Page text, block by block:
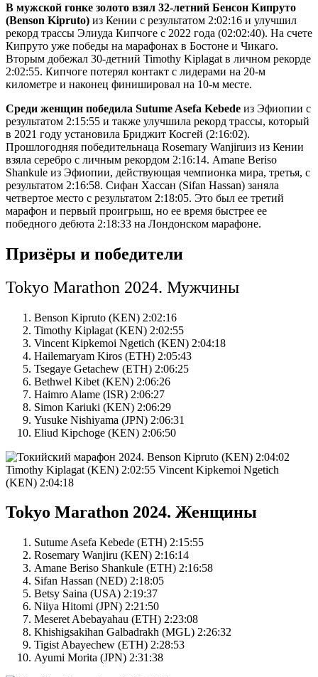
В мужской гонке золото взял 32-летний Бенсон Кипруто
(Benson Kipruto) из Кении с результатом 2:02:16 и улучшил
рекорд трассы Элиуда Кипчоге с 2022 года (02:02:40). На счете
Кипруто уже победы на марафонах в Бостоне и Чикаго.
Вторым добежал 30-детний Timothy Kiplagat в личном рекорде
2:02:55. Кипчоге потерял контакт с лидерами на 20-м
километре и наконец финишировал на 10-м месте.
Среди женщин победила Sutume Asefa Kebede из Эфиопии с
результатом 2:15:55 и также улучшила рекорд трассы, который
в 2021 году установила Бриджит Косгей (2:16:02).
Прошлогодняя победительнаца Rosemary Wanjiruиз из Кении
взяла серебро с личным рекордом 2:16:14. Amane Beriso
Shankule из Эфиопии, действующая чемпионка мира, третья, с
результатом 2:16:58. Сифан Хассан (Sifan Hassan) заняла
четвертое место с результатом 2:18:05. Это был ее третий
марафон и первый проигрыш, но ее время быстрее ее
победного дебюта 2:18:33 на Лондонском марафоне.
Призёры и победители
Tokyo Marathon 2024. Мужчины
Benson Kipruto (KEN) 2:02:16
Timothy Kiplagat (KEN) 2:02:55
Vincent Kipkemoi Ngetich (KEN) 2:04:18
Hailemaryam Kiros (ETH) 2:05:43
Tsegaye Getachew (ETH) 2:06:25
Bethwel Kibet (KEN) 2:06:26
Haimro Alame (ISR) 2:06:27
Simon Kariuki (KEN) 2:06:29
Yusuke Nishiyama (JPN) 2:06:31
Eliud Kipchoge (KEN) 2:06:50
Tokyo Marathon 2024. Женщины
Sutume Asefa Kebede (ETH) 2:15:55
Rosemary Wanjiru (KEN) 2:16:14
Amane Beriso Shankule (ETH) 2:16:58
Sifan Hassan (NED) 2:18:05
Betsy Saina (USA) 2:19:37
Niiya Hitomi (JPN) 2:21:50
Meseret Abebayahau (ETH) 2:23:08
Khishigsakihan Galbadrakh (MGL) 2:26:32
Tigist Abayechew (ETH) 2:28:53
Ayumi Morita (JPN) 2:31:38